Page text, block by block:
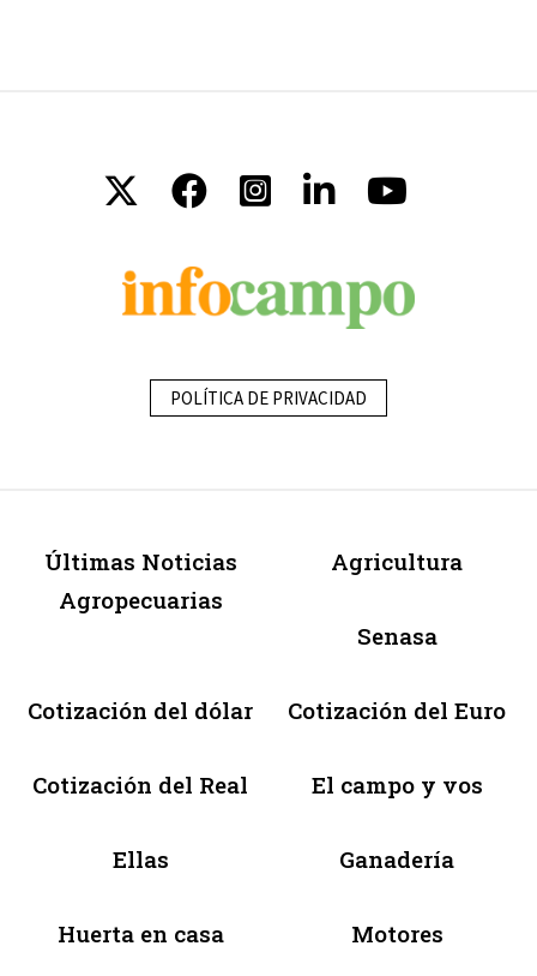
POLÍTICA DE PRIVACIDAD
Últimas Noticias
Agropecuarias
Agricultura
Senasa
Cotización del dólar Cotización del Euro
Cotización del Real El campo y vos
Ellas Ganadería
Huerta en casa Motores